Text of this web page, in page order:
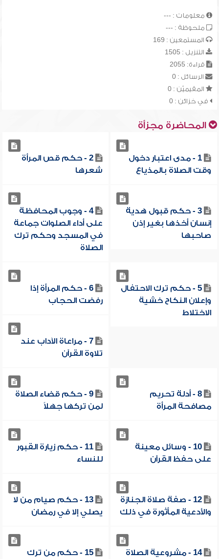
معلومات : ---
ملحوظة : ---
المستمعين : 169
التنزيل : 1505
قراءة: 2055
الرسائل : 0
المقيميّن : 0
في خزائن : 0
المحاضرة مجزأة
1 - مدى اعتبار دخول
وقت الصلاة بالمذياع
2 - حكم قص المرأة
شعرها
3 - حكم قبول هدية
إنسان أخذها بغير إذن
صاحبها
4 - وجوب المحافظة
على أداء الصلوات جماعة
في المسجد وحكم ترك
الصلاة
5 - حكم ترك الاحتفال
وإعلان النكاح خشية
الاختلاط
6 - حكم المرأة إذا
رفضت الحجاب
7 - مراعاة الآداب عند
تلاوة القرآن
8 - أدلة تحريم
مصافحة المرأة
9 - حكم قضاء الصلاة
لمن تركها جهلاً
10 - وسائل معينة
على حفظ القرآن
11 - حكم زيارة القبور
للنساء
12 - صفة صلاة الجنازة
والأدعية المأثورة في ذلك
13 - حكم صيام من لا
يصلي إلا في رمضان
14 - مشروعية الصلاة 15 - حكم من ترك